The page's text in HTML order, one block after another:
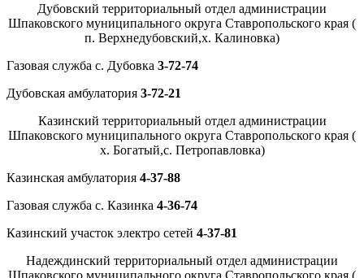
Дубовский территориальный отдел администрации
Шпаковского муниципального округа Ставропольского края (
п. Верхнедубовский,х. Калиновка)
Газовая служба с. Дубовка 3-72-74
Дубовская амбулатория 3-72-21
Казинский территориальный отдел администрации
Шпаковского муниципального округа Ставропольского края (
х. Богатый,с. Петропавловка)
Казинская амбулатория 4-37-88
Газовая служба с. Казинка 4-36-74
Казинский участок электро сетей 4-37-81
Надеждинский территориальный отдел администрации
Шпаковского муниципального округа Ставропольского края (